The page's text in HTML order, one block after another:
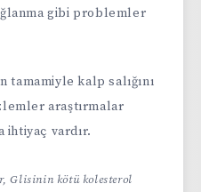
gibi problemler
tamamiyle kalp salığını
araştırmalar
ihtiyaç vardır.
Glisinin kötü kolesterol